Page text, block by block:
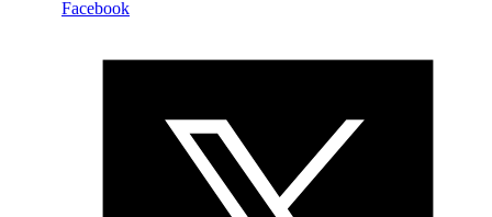
Facebook